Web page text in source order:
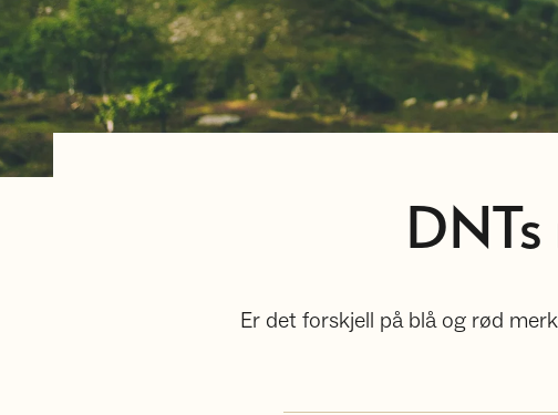
Er det forskjell på blå og rød